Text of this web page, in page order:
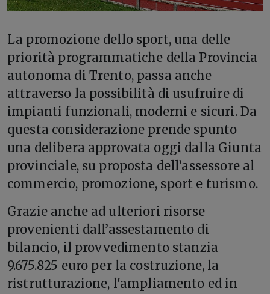
La promozione dello sport, una delle
priorità programmatiche della Provincia
autonoma di Trento, passa anche
attraverso la possibilità di usufruire di
impianti funzionali, moderni e sicuri. Da
questa considerazione prende spunto
una delibera approvata oggi dalla Giunta
provinciale, su proposta dell’assessore al
commercio, promozione, sport e turismo.
Grazie anche ad ulteriori risorse
provenienti dall’assestamento di
bilancio, il provvedimento stanzia
9.675.825 euro per la costruzione, la
ristrutturazione, l'ampliamento ed in